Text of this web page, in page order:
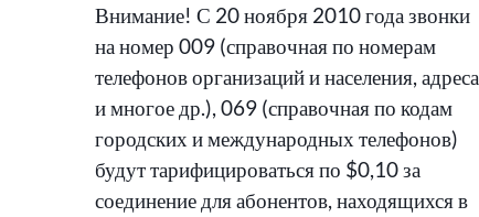
Внимание! С 20 ноября 2010 года звонки
на номер 009 (справочная по номерам
телефонов организаций и населения, адреса
и многое др.), 069 (справочная по кодам
городских и международных телефонов)
будут тарифицироваться по $0,10 за
соединение для абонентов, находящихся в